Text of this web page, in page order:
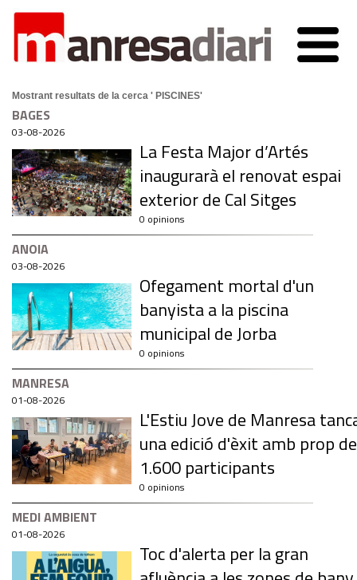
Mostrant resultats de la cerca ' PISCINES'
BAGES
03-08-2026
La Festa Major d’Artés
inaugurarà el renovat espai
exterior de Cal Sitges
0 opinions
ANOIA
03-08-2026
Ofegament mortal d'un
banyista a la piscina
municipal de Jorba
0 opinions
MANRESA
01-08-2026
L'Estiu Jove de Manresa
una edició d'èxit amb prop de
1.600 participants
0 opinions
MEDI AMBIENT
01-08-2026
Toc d'alerta per la gran